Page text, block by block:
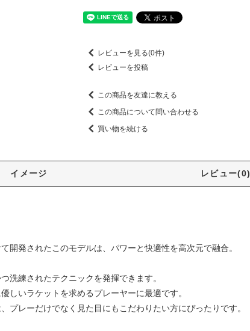
レビューを見る(0件)
レビューを投稿
この商品を友達に教える
この商品について問い合わせる
買い物を続ける
イメージ レビュー(0)
発されたこのモデルは、パワーと快適性を高次元で融合。
洗練されたテクニックを発揮できます。
しいラケットを求めるプレーヤーに最適です。
プレーだけでなく見た目にもこだわりたい方にぴったりです。